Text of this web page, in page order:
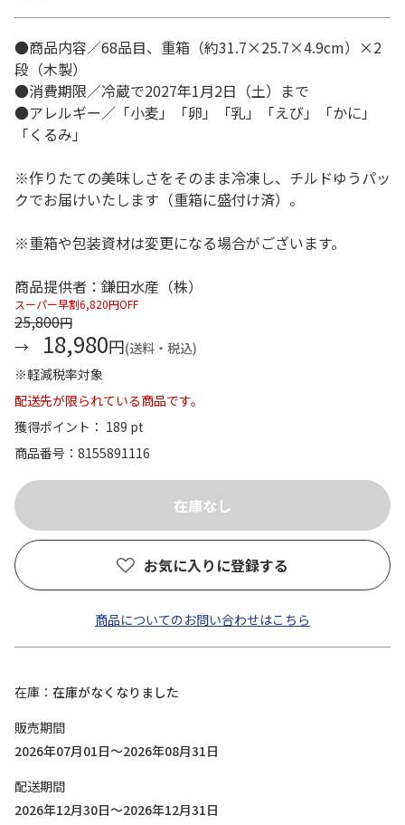
●商品内容／68品目、重箱（約31.7×25.7×4.9cm）×2
段（木製）
●消費期限／冷蔵で2027年1月2日（土）まで
●アレルギー／「小麦」「卵」「乳」「えび」「かに」
「くるみ」
※作りたての美味しさをそのまま冷凍し、チルドゆうパッ
クでお届けいたします（重箱に盛付け済）。
※重箱や包装資材は変更になる場合がございます。
商品提供者：鎌田水産（株）
スーパー早割6,820円OFF
25,800円
18,980円(送料・税込)
※軽減税率対象
配送先が限られている商品です。
獲得ポイント： 189 pt
商品番号
8155891116
お気に入りに登録する
商品についてのお問い合わせはこちら
在庫
在庫がなくなりました
販売期間
2026年07月01日～2026年08月31日
配送期間
2026年12月30日～2026年12月31日